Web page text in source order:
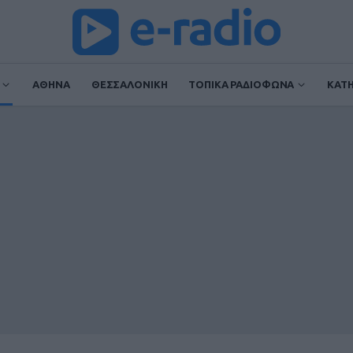
ΑΘΗΝΑ ΘΕΣΣΑΛΟΝΙΚΗ ΤΟΠΙΚΑ ΡΑΔΙΟΦΩΝΑ